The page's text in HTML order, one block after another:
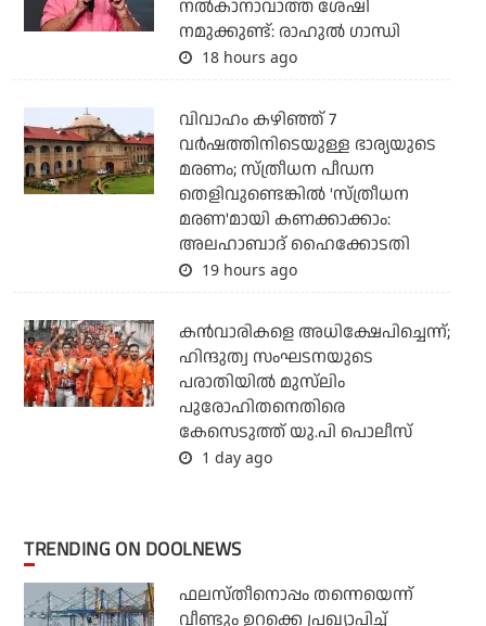
നല്‍കാനാവാത്ത ശേഷി
നമുക്കുണ്ട്: രാഹുല്‍ ഗാന്ധി
18 hours ago
വിവാഹം കഴിഞ്ഞ് 7
വര്‍ഷത്തിനിടെയുള്ള ഭാര്യയുടെ
മരണം; സ്ത്രീധന പീഡന
തെളിവുണ്ടെങ്കില്‍ 'സ്ത്രീധന
മരണ'മായി കണക്കാക്കാം:
അലഹാബാദ് ഹൈക്കോടതി
19 hours ago
കന്‍വാരികളെ അധിക്ഷേപിച്ചെന്ന്;
ഹിന്ദുത്വ സംഘടനയുടെ
പരാതിയില്‍ മുസ്‌ലിം
പുരോഹിതനെതിരെ
കേസെടുത്ത് യു.പി പൊലീസ്
1 day ago
TRENDING ON DOOLNEWS
ഫലസ്തീനൊപ്പം തന്നെയെന്ന്
വീണ്ടും ഉറക്കെ പ്രഖ്യാപിച്ച്